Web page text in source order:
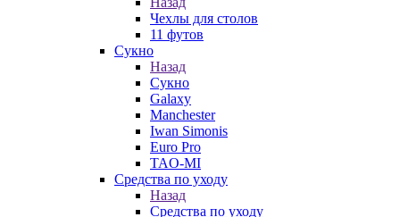
Чехлы для столов
11 футов
Сукно
Назад
Сукно
Galaxy
Manchester
Iwan Simonis
Euro Pro
TAO-MI
Средства по уходу
Назад
Средства по уходу